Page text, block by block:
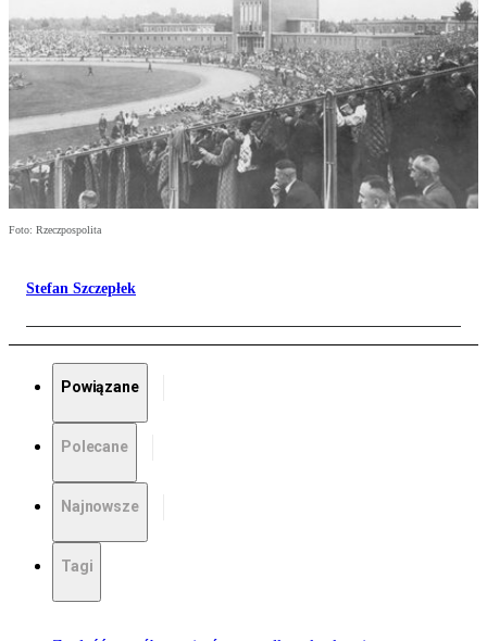
Foto: Rzeczpospolita
Stefan Szczepłek
Powiązane
Polecane
Najnowsze
Tagi